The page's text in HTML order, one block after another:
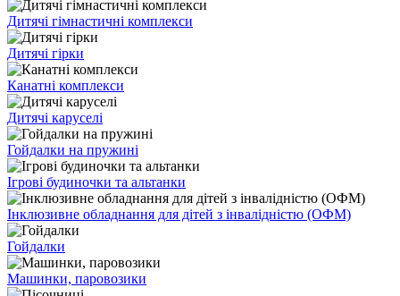
Дитячі гімнастичні комплекси
Дитячі гірки
Канатні комплекси
Дитячі каруселі
Гойдалки на пружині
Ігрові будиночки та альтанки
Інклюзивне обладнання для дітей з інвалідністю (ОФМ)
Гойдалки
Машинки, паровозики